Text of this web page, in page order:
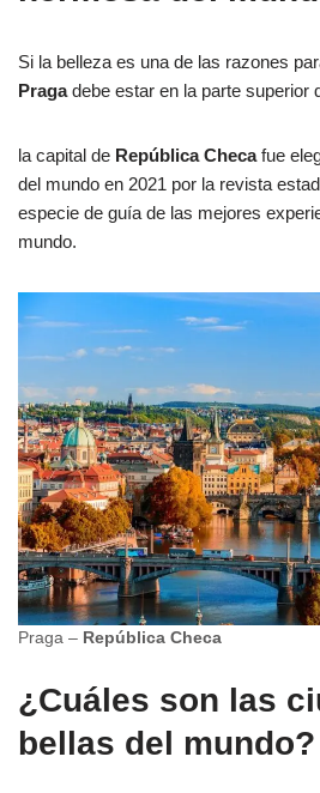
Si la belleza es una de las razones
Pragadebe estar en la parte superior
la capital de República Checafue
del mundo en 2021 por la revista
especie de guía de las mejores
mundo.
Praga – República Checa
¿Cuáles son las
bellas del mundo?